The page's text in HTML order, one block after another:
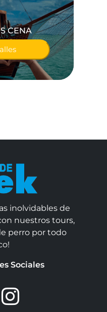
CENA
inolvidables de
nuestros tours,
perro por todo
Sociales